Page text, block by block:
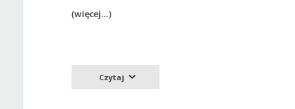
(więcej…)
Czytaj